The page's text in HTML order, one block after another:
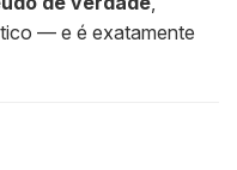
— e é exatamente